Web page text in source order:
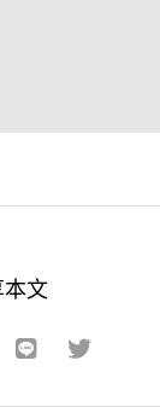
文